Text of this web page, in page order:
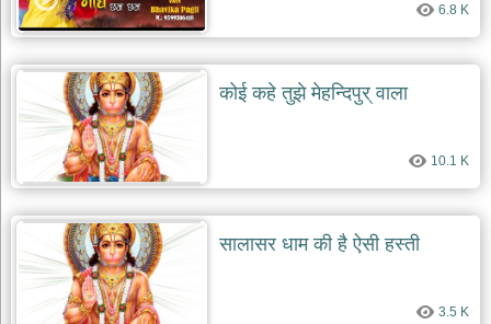
6.8 K
कोई कहे तुझे मेहन्दिपुर् वाला
10.1 K
सालासर धाम की है ऐसी हस्ती
3.5 K